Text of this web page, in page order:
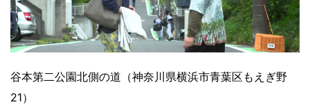
谷本第二公園北側の道（神奈川県横浜市青葉区もえぎ野
21）